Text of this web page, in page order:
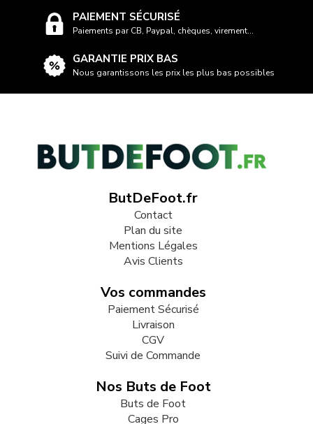
PAIEMENT SÉCURISÉ
Paiements par CB, Paypal, chèques, virement...
GARANTIE PRIX BAS
Nous garantissons les prix les plus bas possibles
ButDeFoot.fr
Contact
Plan du site
Mentions Légales
Avis Clients
Vos commandes
Paiement Sécurisé
Livraison
CGV
Suivi de Commande
Nos Buts de Foot
Buts de Foot
Cages Pro